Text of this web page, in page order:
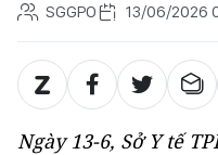
SGGPO 13/06/2026
Ngày 13-6, Sở Y tế